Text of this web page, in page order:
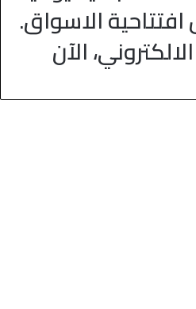
الاسواق.
الآن